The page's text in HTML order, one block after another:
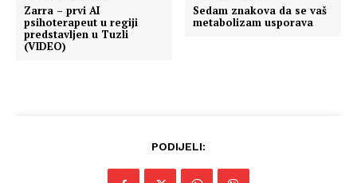
Zarra – prvi AI
psihoterapeut u regiji
predstavljen u Tuzli
(VIDEO)
Sedam znakova da se vaš
metabolizam usporava
PODIJELI: